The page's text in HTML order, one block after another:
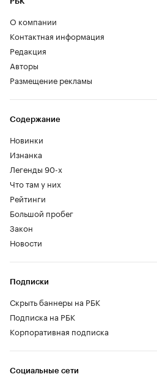
О компании
Контактная информация
Редакция
Авторы
Размещение рекламы
Содержание
Новинки
Изнанка
Легенды 90-х
Что там у них
Рейтинги
Большой пробег
Закон
Новости
Социальные сети
Подписки
Скрыть баннеры на РБК
Подписка на РБК
Корпоративная подписка